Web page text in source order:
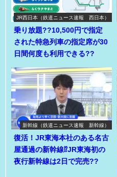
JR西日本（鉄道ニュース速報 西日本）
乗り放題??10,500円で指定
された特急列車の指定席が30
日間何度も利用できる??
新幹線（鉄道ニュース速報 新幹線）
復活！JR東海本社のある名古
屋通過の新幹線⁉JR東海初の
夜行新幹線は2日で完売??